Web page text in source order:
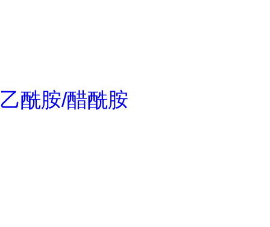
乙酰胺/醋酰胺